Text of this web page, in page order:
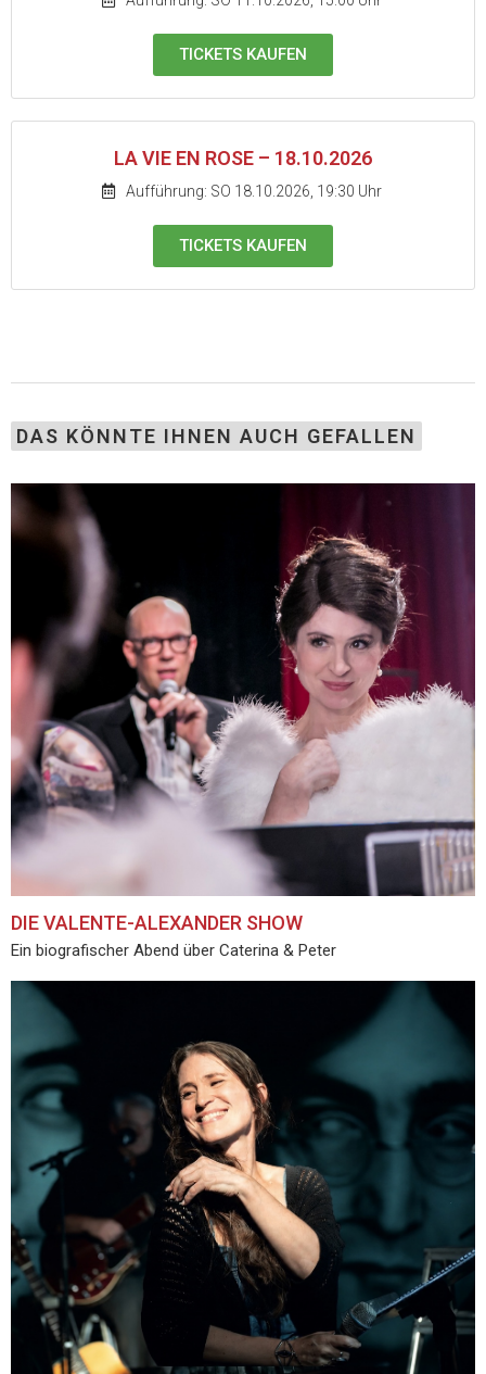
TICKETS KAUFEN
LA VIE EN ROSE – 18.10.2026
Aufführung: SO 18.10.2026, 19:30 Uhr
TICKETS KAUFEN
DAS KÖNNTE IHNEN AUCH GEFALLEN
DIE VALENTE-ALEXANDER SHOW
Ein biografischer Abend über Caterina & Peter